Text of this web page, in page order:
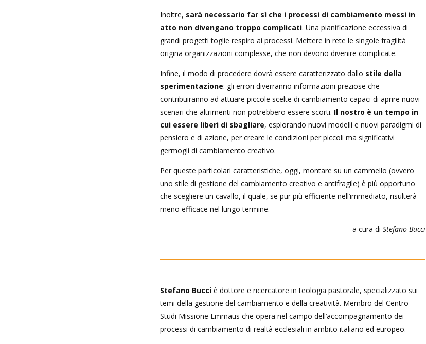
Inoltre, sarà necessario far sì che i processi di cambiamento messi in
atto non divengano troppo complicati. Una pianificazione eccessiva di
grandi progetti toglie respiro ai processi. Mettere in rete le singole fragilità
origina organizzazioni complesse, che non devono divenire complicate.
Infine, il modo di procedere dovrà essere caratterizzato dallo stile della
sperimentazione: gli errori diverranno informazioni preziose che
contribuiranno ad attuare piccole scelte di cambiamento capaci di aprire nuovi
scenari che altrimenti non potrebbero essere scorti. Il nostro è un tempo in
cui essere liberi di sbagliare, esplorando nuovi modelli e nuovi paradigmi di
pensiero e di azione, per creare le condizioni per piccoli ma significativi
germogli di cambiamento creativo.
Per queste particolari caratteristiche, oggi, montare su un cammello (ovvero
uno stile di gestione del cambiamento creativo e antifragile) è più opportuno
che scegliere un cavallo, il quale, se pur più efficiente nell’immediato, risulterà
meno efficace nel lungo termine.
a cura di Stefano Bucci
Stefano Bucci è dottore e ricercatore in teologia pastorale, specializzato sui
temi della gestione del cambiamento e della creatività. Membro del Centro
Studi Missione Emmaus che opera nel campo dell’accompagnamento dei
processi di cambiamento di realtà ecclesiali in ambito italiano ed europeo.